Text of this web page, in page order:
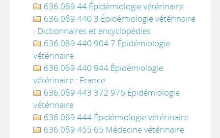
636.089 44 Épidémiologie vétérinaire
636.089 440 3 Épidémiologie vétérinaire
: Dictionnaires et encyclopédies
636.089 440 904 7 Épidémiologie
vétérinaire
636.089 440 944 Épidémiologie
vétérinaire : France
636.089 443 372 976 Épidémiologie
vétérinaire
636.089 444 Épidémiologie vétérinaire
636.089 455 65 Médecine vétérinaire